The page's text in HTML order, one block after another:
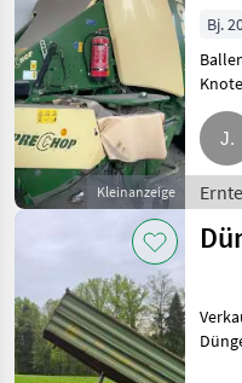
Kleinanzeige
Bj.
Lenkachse,